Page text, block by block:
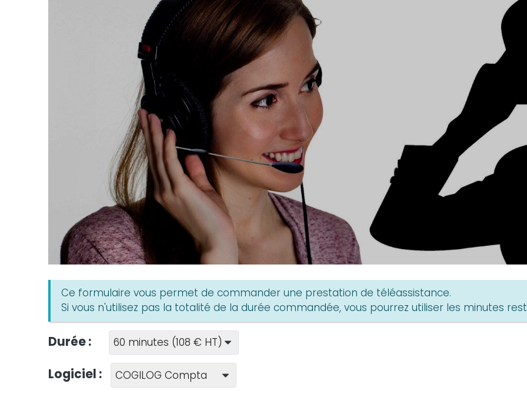
Ce formulaire vous permet de commander une prestation de téléassistance.
Si vous n'utilisez pas la totalité de la durée commandée, vous pourrez utiliser les minutes
Durée :
Logiciel :